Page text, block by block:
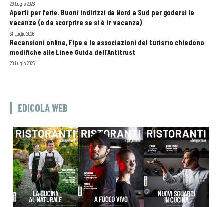
29 Luglio 2026
Aperti per ferie. Buoni indirizzi da Nord a Sud per godersi le
vacanze (o da scorprire se si è in vacanza)
31 Luglio 2026
Recensioni online, Fipe e le associazioni del turismo chiedono
modifiche alle Linee Guida dell’Antitrust
20 Luglio 2026
EDICOLA WEB